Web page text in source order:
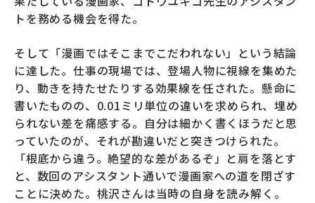
トを務める機会を得た。
そして「漫画ではそこまでこだわれない」という結論
に達した。仕事の現場では、登場人物に視線を集めた
り、動きを持たせたりする効果線を任された。懸命に
書いたものの、0.01ミリ単位の違いを求められ、埋め
られない差を痛感する。自分は細かく書くほうだと思
っていたのが、それが勘違いだと突きつけられた。
「根底から違う。絶望的な差があるぞ」と肩を落とす
と、数回のアシスタント通いで漫画家への道を閉ざす
ことに決めた。桃沢さんは当時の自身を読み解く。